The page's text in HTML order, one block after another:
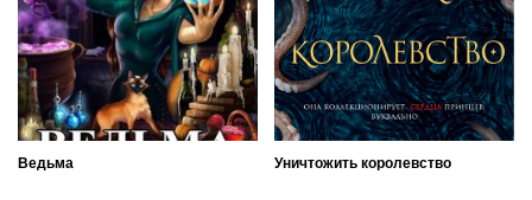
Ведьма Уничтожить королевство